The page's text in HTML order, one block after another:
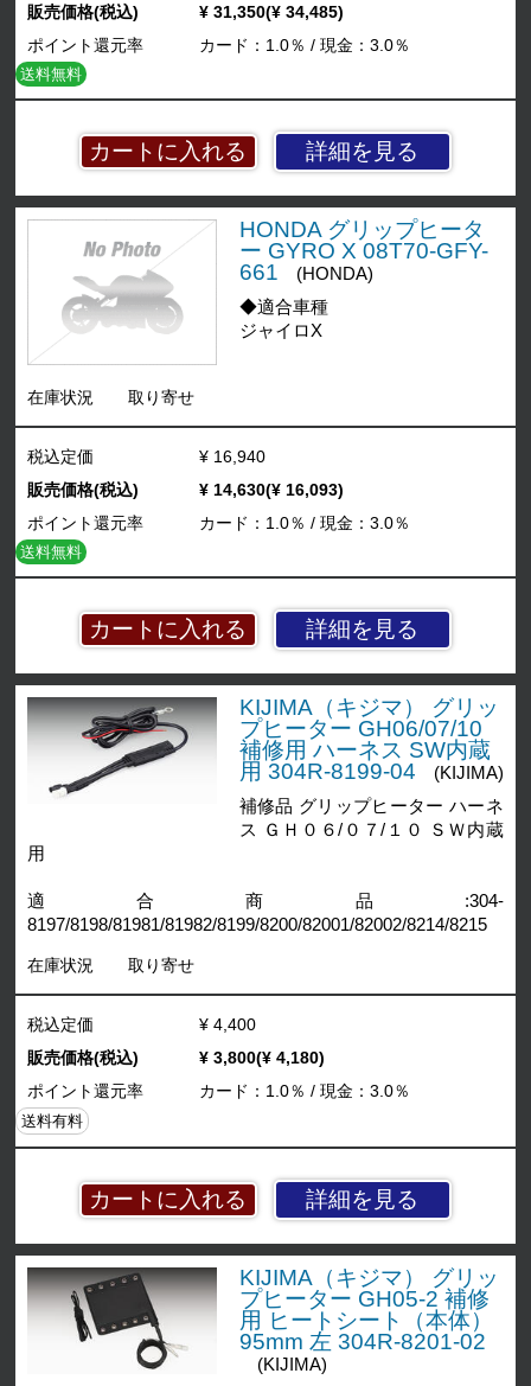
詳細を見る
販売価格(税込)
¥ 31,350(¥ 34,485)
ポイント還元率
カード：1.0％ / 現金：3.0％
送料無料
HONDA グリップヒータ
ー GYRO X 08T70-GFY-
661
(HONDA)
◆適合車種
ジャイロX
在庫状況 取り寄せ
詳細を見る
税込定価
¥ 16,940
販売価格(税込)
¥ 14,630(¥ 16,093)
ポイント還元率
カード：1.0％ / 現金：3.0％
送料無料
KIJIMA（キジマ） グリッ
プヒーター GH06/07/10
補修用 ハーネス SW内蔵
用 304R-8199-04
(KIJIMA)
補修品 グリップヒーター ハーネ
ス ＧＨ０６/０７/１０ ＳＷ内蔵
用
適合商品:304-
8197/8198/81981/81982/8199/8200/82001/82002/8214/8215
在庫状況 取り寄せ
詳細を見る
税込定価
¥ 4,400
販売価格(税込)
¥ 3,800(¥ 4,180)
ポイント還元率
カード：1.0％ / 現金：3.0％
送料有料
KIJIMA（キジマ） グリッ
プヒーター GH05-2 補修
用 ヒートシート（本体）
95mm 左 304R-8201-02
(KIJIMA)